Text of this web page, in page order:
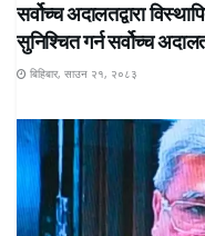
सर्वोच्च अदालतद्वारा
सुनिश्चित गर्न सर्वोच्च
बिहिबार, साउन २१, २०८३